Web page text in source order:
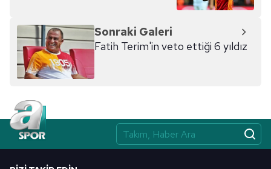
Sonraki Galeri
Fatih Terim'in veto ettiği 6 yıldız